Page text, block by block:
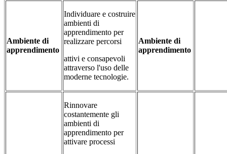
Ambiente di
apprendimento
Individuare e costruire
ambienti di
apprendimento per
realizzare percorsi
attivi e consapevoli
attraverso l'uso delle
moderne tecnologie.
Ambiente di
apprendimento
Rinnovare
costantemente gli
ambienti di
apprendimento per
attivare processi